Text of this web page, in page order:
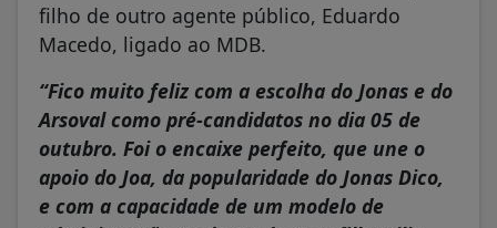
filho de outro agente público, Eduardo
Macedo, ligado ao MDB.
“Fico muito feliz com a escolha do Jonas e do
Arsoval como pré-candidatos no dia 05 de
outubro. Foi o encaixe perfeito, que une o
apoio do Joa, da popularidade do Jonas Dico,
e com a capacidade de um modelo de